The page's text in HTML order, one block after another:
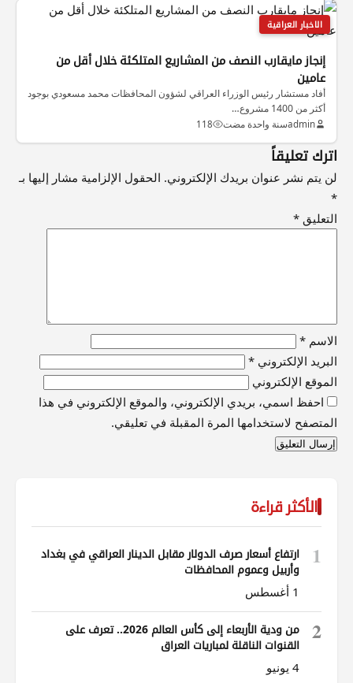
الاخبار العراقية
إنجاز مايقارب النصف من المشاريع المتلكئة خلال أقل من
عامين
أفاد مستشار رئيس الوزراء العراقي لشؤون المحافظات محمد مسعودي بوجود
أكثر من 1400 مشروع…
adminسنة واحدة مضت 118
اترك تعليقاً
لن يتم نشر عنوان بريدك الإلكتروني. الحقول الإلزامية مشار إليها بـ
*
التعليق *
الاسم *
البريد الإلكتروني *
الموقع الإلكتروني
احفظ اسمي، بريدي الإلكتروني، والموقع الإلكتروني في هذا
المتصفح لاستخدامها المرة المقبلة في تعليقي.
الأكثر قراءة
1
ارتفاع أسعار صرف الدولار مقابل الدينار العراقي في بغداد
وأربيل وعموم المحافظات
1 أغسطس
2
من ودية الأربعاء إلى كأس العالم 2026.. تعرف على
القنوات الناقلة لمباريات العراق
4 يونيو